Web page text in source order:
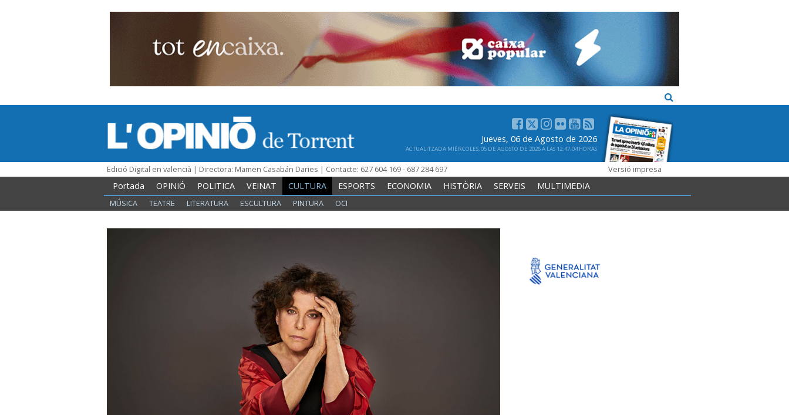
Jueves, 06 de Agosto de 2026
ACTUALITZADA MIÉRCOLES, 05 DE AGOSTO DE 2026 A LAS 12:47:04 HORAS
Edició Digital en valencià | Directora: Mamen Casabán Daries | Contacte: 627 604 169 - 687 284 697 Versió impresa
Portada OPINIÓ POLITICA VEINAT CULTURA ESPORTS ECONOMIA HISTÒRIA SERVEIS MULTIMEDIA
MÚSICA TEATRE LITERATURA ESCULTURA PINTURA OCI